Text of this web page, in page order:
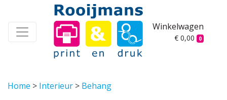
Winkelwagen
€ 0,00 0
Home > Interieur > Behang